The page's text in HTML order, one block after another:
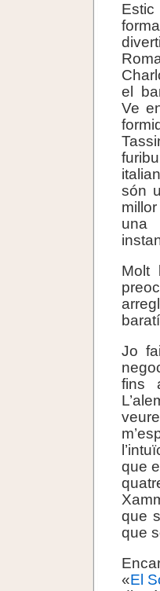
el
Ve
són
una
Molt
Jo
fins
que
que
que
«El